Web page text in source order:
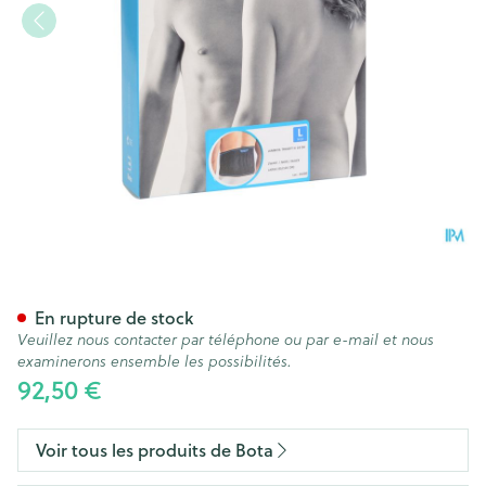
92,50 €
En rupture de stock
Veuillez nous contacter par téléphone ou par e-mail et nous
examinerons ensemble les possibilités.
Voir tous les produits de Bota